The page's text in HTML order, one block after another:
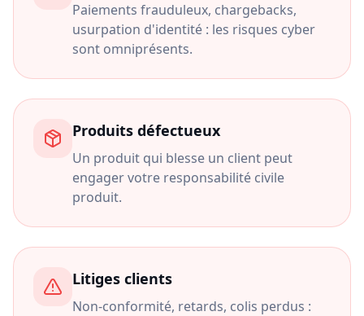
Paiements frauduleux, chargebacks,
usurpation d'identité : les risques cyber
sont omniprésents.
Produits défectueux
Un produit qui blesse un client peut
engager votre responsabilité civile
produit.
Litiges clients
Non-conformité, retards, colis perdus :